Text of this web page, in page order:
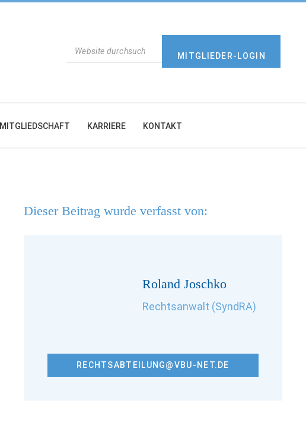
MITGLIEDER-LOGIN
MITGLIEDSCHAFT KARRIERE KONTAKT
Dieser Beitrag wurde verfasst von:
Roland Joschko
Rechtsanwalt (SyndRA)
RECHTSABTEILUNG@VBU-NET.DE